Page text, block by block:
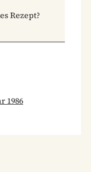
Rezept?
1986